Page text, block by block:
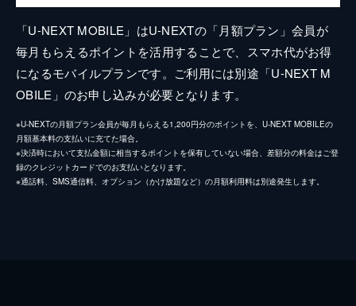
「U-NEXT MOBILE」はU-NEXTの「月額プラン」会員が
毎月もらえるポイントを活用することで、スマホ代がお得
になるモバイルプランです。ご利用には別途「U-NEXT M
OBILE」のお申し込みが必要となります。
※U-NEXTの月額プラン会員が毎月もらえる1,200円分のポイントを、U-NEXT MOBILEの
月額基本料の支払いに充てた場合。
※決済時において支払金額に相当するポイントを保有していない場合、差額分の料金はご登
録のクレジットカードでのお支払いとなります。
※通話料、SMS通信料、オプション（かけ放題など）の月額利用料は別途発生します。